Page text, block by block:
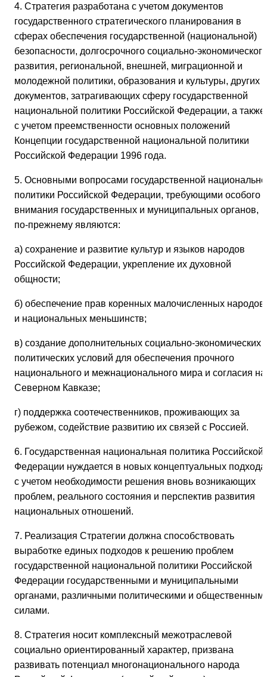
4. Стратегия разработана с учетом документов
государственного стратегического планирования в
сферах обеспечения государственной (национальной)
безопасности, долгосрочного социально-экономического
развития, региональной, внешней, миграционной и
молодежной политики, образования и культуры, других
документов, затрагивающих сферу государственной
национальной политики Российской Федерации, а также
с учетом преемственности основных положений
Концепции государственной национальной политики
Российской Федерации 1996 года.
5. Основными вопросами государственной
политики Российской Федерации, требующими особого
внимания государственных и муниципальных органов,
по-прежнему являются:
а) сохранение и развитие культур и языков народов
Российской Федерации, укрепление их духовной
общности;
б) обеспечение прав коренных малочисленных народов
и национальных меньшинств;
в) создание дополнительных социально-экономических
политических условий для обеспечения прочного
национального и межнационального мира и согласия на
Северном Кавказе;
г) поддержка соотечественников, проживающих за
рубежом, содействие развитию их связей с Россией.
6. Государственная национальная политика Российской
Федерации нуждается в новых концептуальных
с учетом необходимости решения вновь возникающих
проблем, реального состояния и перспектив развития
национальных отношений.
7. Реализация Стратегии должна способствовать
выработке единых подходов к решению проблем
государственной национальной политики Российской
Федерации государственными и муниципальными
органами, различными политическими и
силами.
8. Стратегия носит комплексный межотраслевой
социально ориентированный характер, призвана
развивать потенциал многонационального народа